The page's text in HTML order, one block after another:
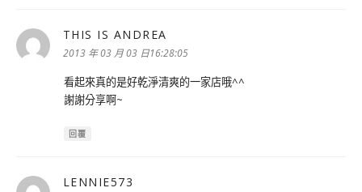
THIS IS ANDREA
示:
2013 年 03 月 03 日16:28:05
看起來真的是好乾淨清爽的一家店哦^^
謝謝分享啊~
回覆
LENNIE573